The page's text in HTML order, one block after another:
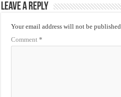
Leave a Reply
Your email address will not be published.
Comment*